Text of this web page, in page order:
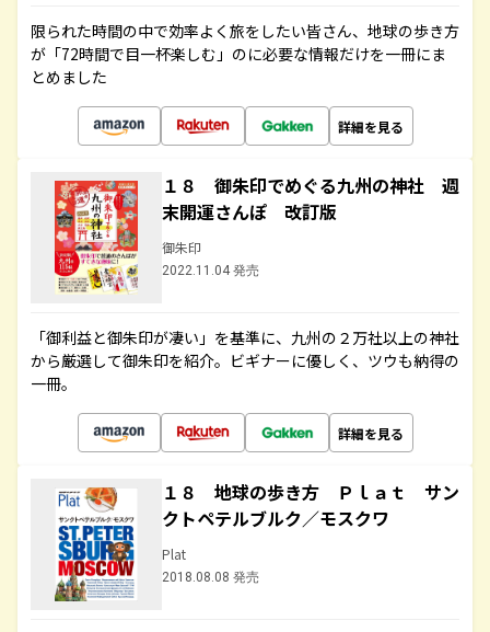
限られた時間の中で効率よく旅をしたい皆さん、地球の歩き方
が「72時間で目一杯楽しむ」のに必要な情報だけを一冊にま
とめました
詳細を見る
１８ 御朱印でめぐる九州の神社 週
末開運さんぽ 改訂版
御朱印
2022.11.04 発売
「御利益と御朱印が凄い」を基準に、九州の２万社以上の神社
から厳選して御朱印を紹介。ビギナーに優しく、ツウも納得の
一冊。
詳細を見る
１８ 地球の歩き方 Ｐｌａｔ サン
クトペテルブルク／モスクワ
Plat
2018.08.08 発売